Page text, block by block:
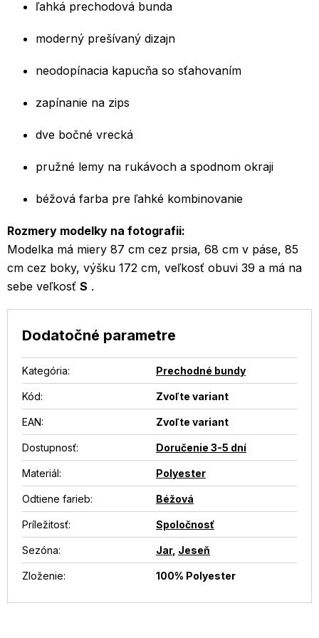
ľahká prechodová bunda
moderný prešívaný dizajn
neodopínacia kapucňa so sťahovaním
zapínanie na zips
dve bočné vrecká
pružné lemy na rukávoch a spodnom okraji
béžová farba pre ľahké kombinovanie
Rozmery modelky na fotografii:
Modelka má miery 87 cm cez prsia, 68 cm v páse, 85
cm cez boky, výšku 172 cm, veľkosť obuvi 39 a má na
sebe veľkosť S .
Dodatočné parametre
Kategória: Prechodné bundy
Kód: Zvoľte variant
EAN: Zvoľte variant
Dostupnosť: Doručenie 3-5 dní
Materiál: Polyester
Odtiene farieb: Béžová
Príležitosť: Spoločnosť
Sezóna: Jar, Jeseň
Zloženie: 100% Polyester